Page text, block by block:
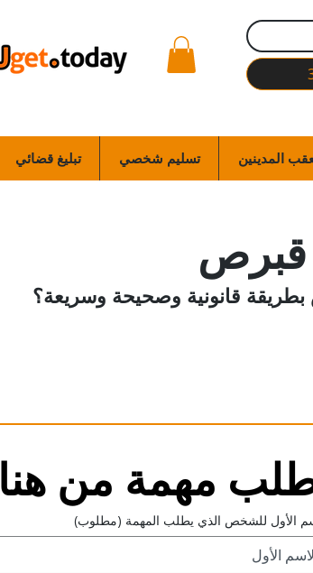
المدينين تسليم شخصي تبليغ قضائي
قبرص
قانونية وصحيحة وسريعة؟
مهمة من هنا
الأول للشخص الذي يطلب المهمة (مطلوب)